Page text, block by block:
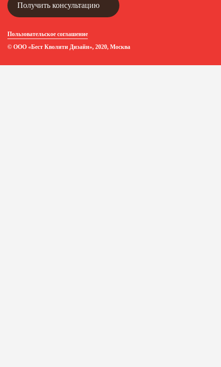
Получить консультацию
Пользовательское соглашение
© ООО «Бест Кволити Дизайн», 2020, Москва